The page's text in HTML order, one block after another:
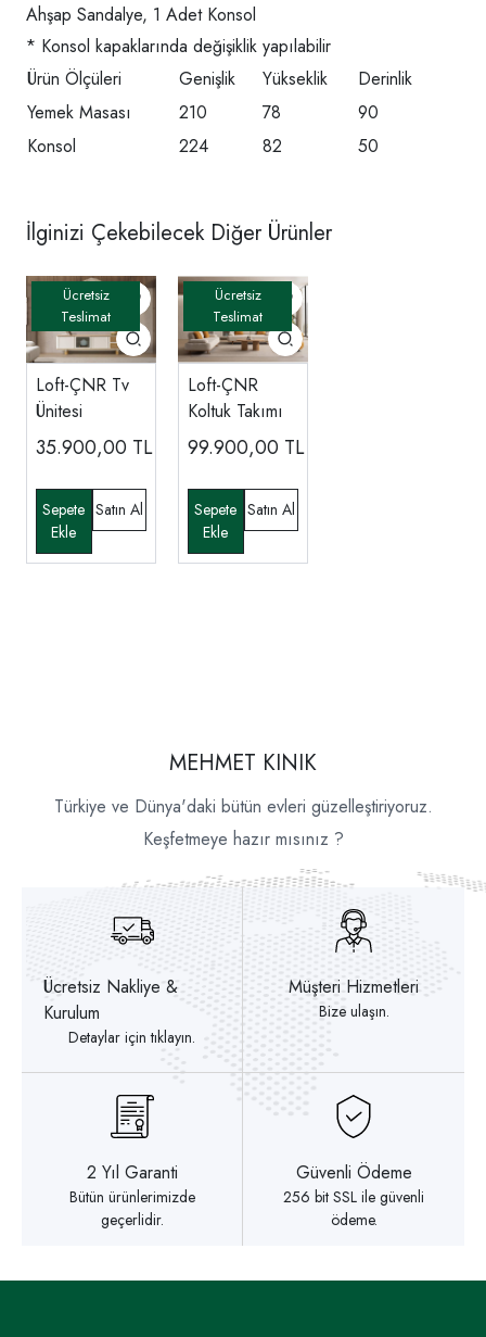
Ahşap Sandalye, 1 Adet Konsol
* Konsol kapaklarında değişiklik yapılabilir
Ürün Ölçüleri
Genişlik Yükseklik
Derinlik
Yemek Masası
210 78
90
Konsol
224 82 50
İlginizi Çekebilecek Diğer Ürünler
Loft-ÇNR Tv
Ünitesi
35.900,00 TL
Loft-ÇNR
Koltuk Takımı
99.900,00 TL
MEHMET KINIK
Türkiye ve Dünya'daki bütün evleri güzelleştiriyoruz.
Keşfetmeye hazır mısınız ?
Ücretsiz Nakliye &
Kurulum
Detaylar için tıklayın.
Müşteri Hizmetleri
Bize ulaşın.
2 Yıl Garanti
Bütün ürünlerimizde
geçerlidir.
Güvenli Ödeme
256 bit SSL ile güvenli
ödeme.